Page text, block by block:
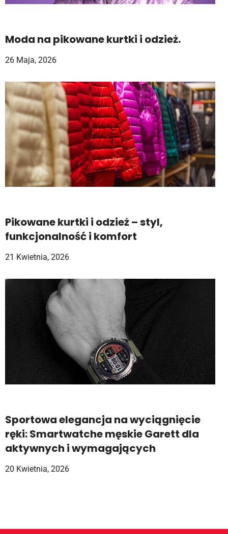
Moda na pikowane kurtki i odzież.
26 Maja, 2026
Pikowane kurtki i odzież – styl,
funkcjonalność i komfort
21 Kwietnia, 2026
Sportowa elegancja na wyciągnięcie
ręki: Smartwatche męskie Garett dla
aktywnych i wymagających
20 Kwietnia, 2026